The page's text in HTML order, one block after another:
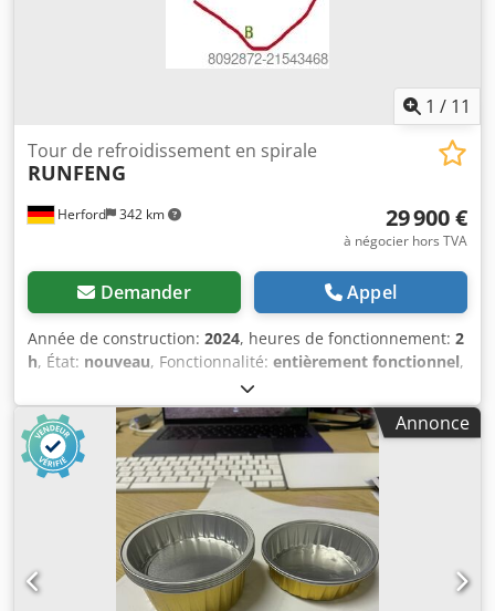
1 / 11
Herford 342 km
Tour de refroidissement en spirale
RUNFENG
29 900 €
à négocier hors TVA
Demander Appel
Année de construction: 2024, heures de fonctionnement: 2
h, État: nouveau, Fonctionnalité: entièrement fonctionnel,
À vendre : une tour de refroidissement en spirale en inox
304, dans un état quasi neuf. Nous avons fait sabler
intégralement le panier, dérocher et polir à la main
chaque pièce en acier inoxydable. Toutes les vis et écrous
ont été remplacés par du neuf, tous les arbres ont été
changés par des arbres en inox, et tous les roulements à
billes ont été remplacés par des modèles en inox
également. Des moteurs de rechange (entraînement pour
le panier et le tapis modulaire) ainsi qu’environ 20 mètres
de bande modulaire de rechange sont fournis.
Annonce